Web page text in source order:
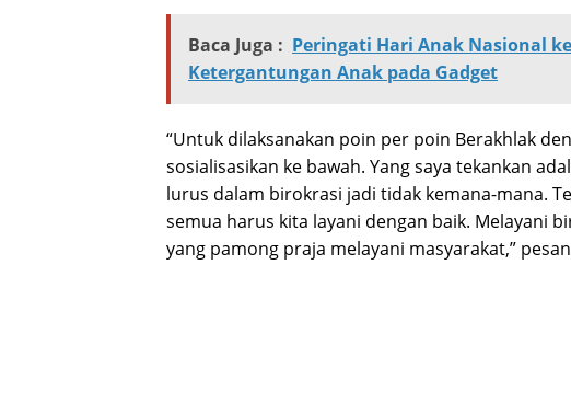
Baca Juga : Peringati Hari Anak Nasional
Ketergantungan Anak pada Gadget
“Untuk dilaksanakan poin per poin Berakhlak
sosialisasikan ke bawah. Yang saya tekankan
lurus dalam birokrasi jadi tidak kemana-mana.
semua harus kita layani dengan baik. Melayani
yang pamong praja melayani masyarakat,”